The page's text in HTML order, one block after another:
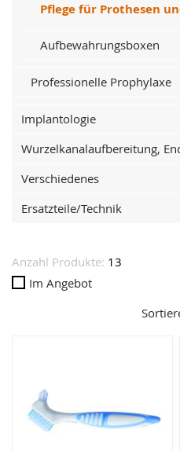
Anzahl Produkte: 13
Im Angebot
Pflege für Prothesen
Aufbewahrungsboxen
Professionelle Prophylaxe
Implantologie
Wurzelkanalaufbereitung,
Verschiedenes
Ersatzteile/Technik